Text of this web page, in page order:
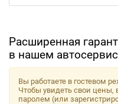
Расширенная
в нашем
Вы работаете в гостевом
Чтобы увидеть свои
паролем (или